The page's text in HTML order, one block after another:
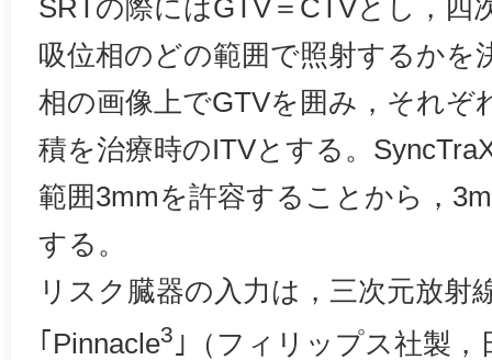
SRTの際にはGTV＝CTVとし，四
吸位相のどの範囲で照射するかを
相の画像上でGTVを囲み，それぞ
積を治療時のITVとする。
範囲3mmを許容することから，
する。
リスク臓器の入力は，三次元放射
｢Pinnacle3 ｣（フィリップス社製，